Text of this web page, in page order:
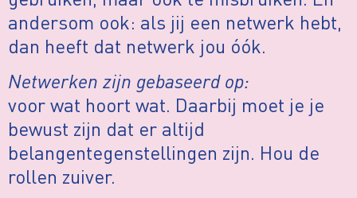
andersom ook: als jij een netwerk hebt,
dan heeft dat netwerk jou óók.
Netwerken zijn gebaseerd op:
voor wat hoort wat. Daarbij moet je je
bewust zijn dat er altijd
belangentegenstellingen zijn. Hou de
rollen zuiver.